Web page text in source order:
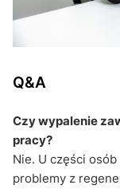
Q&A
Czy wypalenie
pracy?
Nie. U części
problemy z